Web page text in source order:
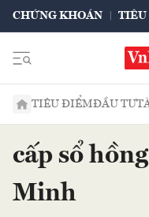
CHỨNG KHOÁN TIÊU
TIÊU ĐIỂMĐẦU TƯ
cấp sổ
Minh